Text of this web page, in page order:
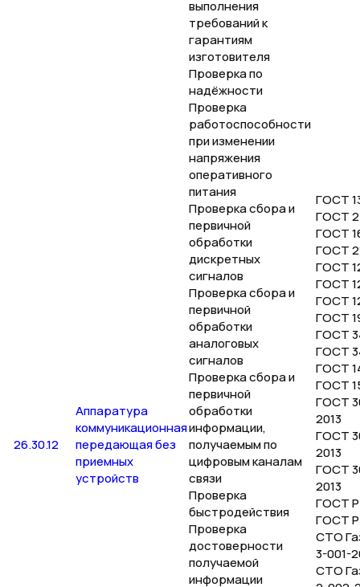
26.30.12
Аппаратура
коммуникационная
передающая без
приемных
устройств
выполнения
требований к
гарантиям
изготовителя
Проверка по
надёжности
Проверка
работоспособности
при изменении
напряжения
оперативного
питания
Проверка сбора и
первичной
обработки
дискретных
сигналов
Проверка сбора и
первичной
обработки
аналоговых
сигналов
Проверка сбора и
первичной
обработки
информации,
получаемым по
цифровым каналам
связи
Проверка
быстродействия
Проверка
достоверности
получаемой
информации
ГОСТ
ГОСТ
ГОСТ
ГОСТ
ГОСТ
ГОСТ
ГОСТ
ГОСТ
ГОСТ
ГОСТ
ГОСТ
ГОСТ
ГОСТ
2013
ГОСТ
2013
ГОСТ
2013
ГОСТ Р
ГОСТ Р
СТО
3-001-
СТО